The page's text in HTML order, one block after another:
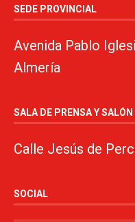
SEDE PROVINCIAL
Avenida Pablo
Almería
SALA DE PRENSA Y SALÓN
Calle Jesús de
SOCIAL